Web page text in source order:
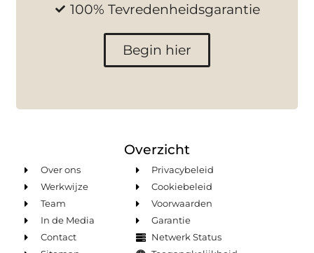
100% Tevredenheidsgarantie
Begin hier
Overzicht
Over ons
Werkwijze
Team
In de Media
Contact
Privacybeleid
Cookiebeleid
Voorwaarden
Garantie
Netwerk Status